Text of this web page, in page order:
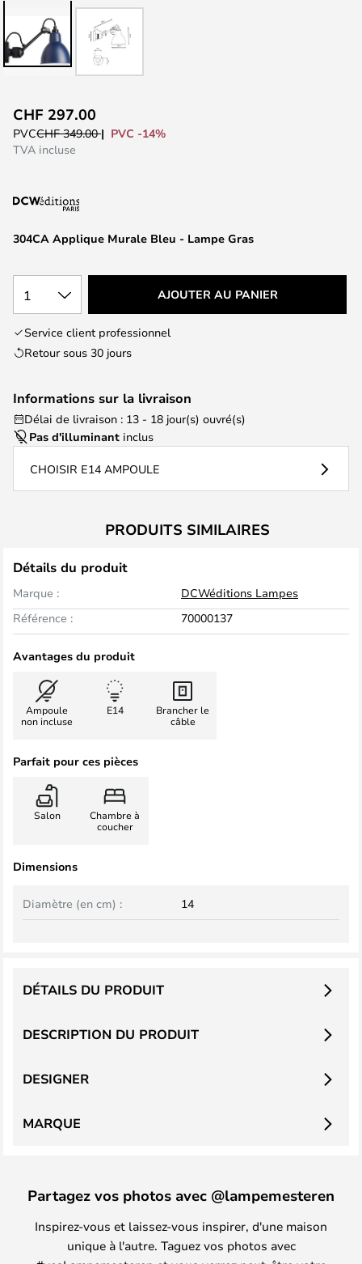
to
the
the
gallery
304CA Applique Murale Bleu - Lampe Gras
CHF 297.00
PVCCHF 349.00
PVC -14%
TVA incluse
1 AJOUTER AU PANIER
Service client professionnel
Retour sous 30 jours
Informations sur la livraison
Délai de livraison : 13 - 18 jour(s) ouvré(s)
Pas d'illuminant inclus
CHOISIR E14 AMPOULE
PRODUITS SIMILAIRES
Détails du produit
Marque :
DCWéditions Lampes
Référence :
70000137
Avantages du produit
Ampoule
non incluse
E14
Brancher le
câble
Parfait pour ces pièces
Salon
Chambre à
coucher
Dimensions
Diamètre (en cm) : 14
DESCRIPTION DU PRODUIT
DÉTAILS DU PRODUIT
DESIGNER
MARQUE
Partagez vos photos avec @lampemesteren
Inspirez-vous et laissez-vous inspirer, d'une maison
unique à l'autre. Taguez vos photos avec